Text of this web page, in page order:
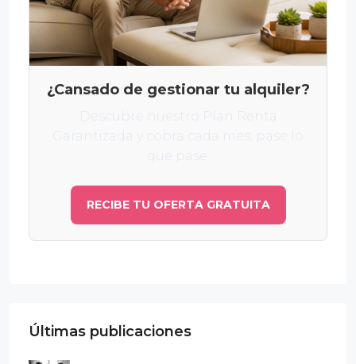
¿Cansado de gestionar tu alquiler?
RECIBE TU OFERTA GRATUITA
Últimas publicaciones